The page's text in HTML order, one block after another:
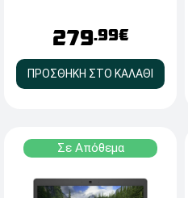
macOS Monterey - Silver
279.99€
ΠΡΟΣΘΗΚΗ ΣΤΟ ΚΑΛΑΘΙ
Σε Απόθεμα